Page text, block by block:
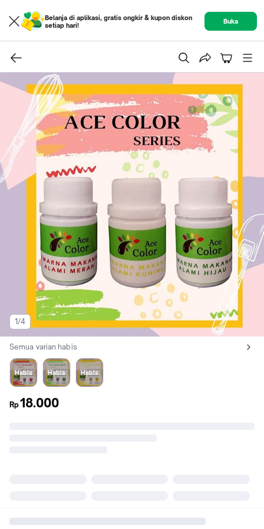
Belanja di aplikasi, gratis ongkir & kupon diskon
setiap hari!
Buka
1/4
Lihat semua variant:
Semua varian habis
Habis
Merah
Habis
Hijau
Habis
Kuning
Rp18.000